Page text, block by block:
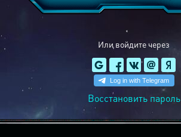
Или войдите через
Восстановить пароль